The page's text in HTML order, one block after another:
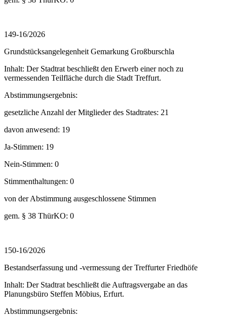
149-16/2026
Grundstücksangelegenheit Gemarkung Großburschla
Inhalt: Der Stadtrat beschließt den Erwerb einer noch zu
vermessenden Teilfläche durch die Stadt Treffurt.
Abstimmungsergebnis:
gesetzliche Anzahl der Mitglieder des Stadtrates: 21
davon anwesend: 19
Ja-Stimmen: 19
Nein-Stimmen: 0
Stimmenthaltungen: 0
von der Abstimmung ausgeschlossene Stimmen
gem. § 38 ThürKO: 0
150-16/2026
Bestandserfassung und -vermessung der Treffurter Friedhöfe
Inhalt: Der Stadtrat beschließt die Auftragsvergabe an das
Planungsbüro Steffen Möbius, Erfurt.
Abstimmungsergebnis: